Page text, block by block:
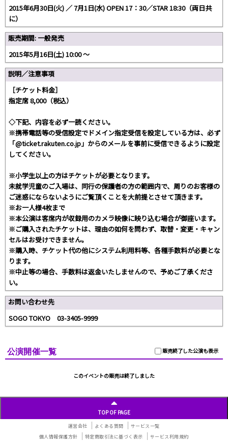
2015年6月30日(火) ／ 7月1日(水) OPEN 17：30／STAR 18:30（両日共
に）
販売期間: 一般発売
2015年5月16日(土) 10:00 〜
説明／注意事項
［チケット料金］
指定席 8,000（税込）
◇下記、内容を必ず一読ください。
※携帯電話等の受信設定でドメイン指定受信を設定している方は、必ず
「@ticket.rakuten.co.jp」からのメールを事前に受信できるように設定
してください。
※小学生以上の方はチケットが必要となります。
未就学児童のご入場は、同行の保護者の方の範囲内で、周りのお客様の
ご迷惑にならないようにご覧頂くことを大前提とさせて頂きます。
※お一人様4枚まで
※本公演は客席内が収録用のカメラ映像に映り込む場合が御座います。
※ご購入されたチケットは、理由の如何を問わず、取替・変更・キャン
セルはお受けできません。
※購入時、チケット代の他にシステム利用料等、各種手数料が必要とな
ります。
※中止等の場合、手数料は返金いたしませんので、予めご了承くださ
い。
お問い合わせ先
SOGO TOKYO 03-3405-9999
販売終了した公演も表示
公演開催一覧
このイベントの販売は終了しました
TOP OF PAGE
運営会社 よくある質問
サービス一覧
個人情報保護方針
特定商取引法に基づく表示 サービス利用規約